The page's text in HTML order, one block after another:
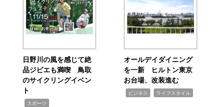
日野川の風を感じて絶
品ジビエも満喫 鳥取
のサイクリングイベン
ト
スポーツ
オールデイダイニング
を一新 ヒルトン東京
お台場、改装進む
ビジネス ライフスタイル